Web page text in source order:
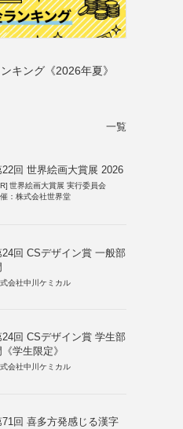
キング《2026年夏》
一覧
22回 世界絵画大賞展 2026
世界絵画大賞展 実行委員会
：株式会社世界堂
24回 CSデザイン賞 一般部
会社中川ケミカル
24回 CSデザイン賞 学生部
《学生限定》
会社中川ケミカル
71回 喜多方発感じる漢字